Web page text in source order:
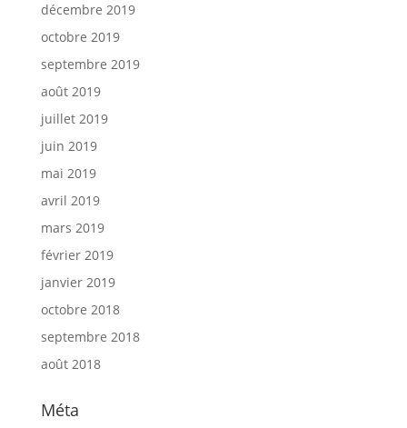
décembre 2019
octobre 2019
septembre 2019
août 2019
juillet 2019
juin 2019
mai 2019
avril 2019
mars 2019
février 2019
janvier 2019
octobre 2018
septembre 2018
août 2018
Méta